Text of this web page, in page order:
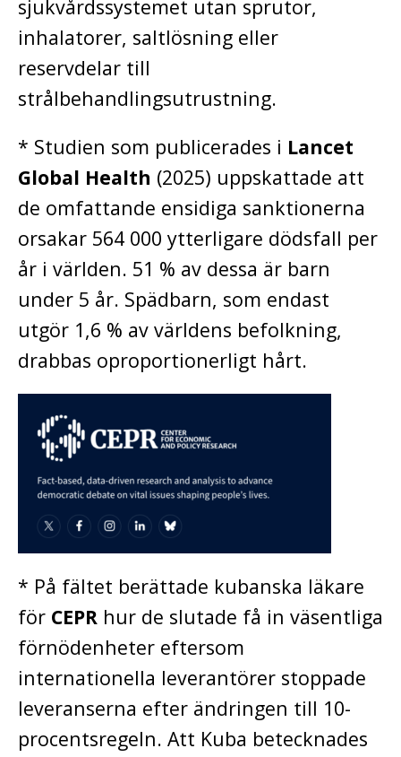
sjukvårdssystemet utan sprutor,
inhalatorer, saltlösning eller
reservdelar till
strålbehandlingsutrustning.
* Studien som publicerades i Lancet
Global Health (2025) uppskattade att
de omfattande ensidiga sanktionerna
orsakar 564 000 ytterligare dödsfall per
år i världen. 51 % av dessa är barn
under 5 år. Spädbarn, som endast
utgör 1,6 % av världens befolkning,
drabbas oproportionerligt hårt.
* På fältet berättade kubanska läkare
för CEPR hur de slutade få in väsentliga
förnödenheter eftersom
internationella leverantörer stoppade
leveranserna efter ändringen till 10-
procentsregeln. Att Kuba betecknades